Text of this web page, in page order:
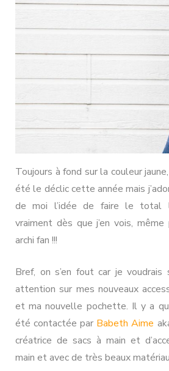
Toujours à fond sur la couleur
été le déclic cette année mais
de moi l’idée de faire le total
vraiment dès que j’en vois,
archi fan !!!
Bref, on s’en fout car je
attention sur mes nouveaux
et ma nouvelle pochette. Il y a
été contactée par Babeth Aime
créatrice de sacs à main et
main et avec de très beaux